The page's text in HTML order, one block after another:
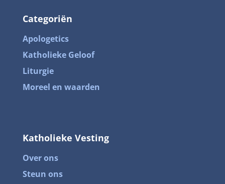
Categoriën
Apologetics
Katholieke Geloof
Liturgie
Moreel en waarden
Katholieke Vesting
Over ons
Steun ons